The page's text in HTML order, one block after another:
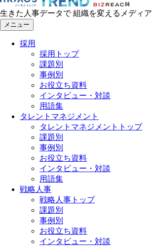
生きた人事データで 組織を変えるメディア
メニュー
採用
採用トップ
課題別
事例別
お役立ち資料
インタビュー・対談
用語集
タレントマネジメント
タレントマネジメントトップ
課題別
事例別
お役立ち資料
インタビュー・対談
用語集
戦略人事
戦略人事トップ
課題別
事例別
お役立ち資料
インタビュー・対談